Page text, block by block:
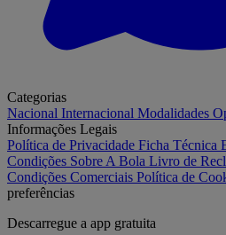
Categorias
Nacional Internacional Modalidades
Informações Legais
Política de Privacidade Ficha Técnica
Condições Sobre A Bola Livro de
Condições Comerciais Política de
preferências
Descarregue a app gratuita